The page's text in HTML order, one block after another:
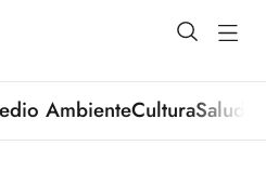
open
AmbienteCulturaSalud